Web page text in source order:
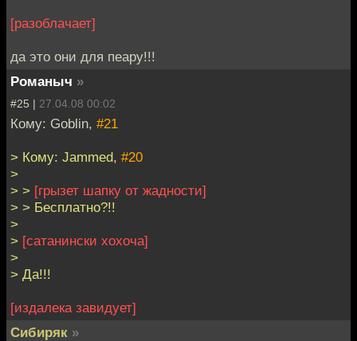
[разоблачает]
да это они для пеару!!!
Романыч »
#25 | 27.04.08 00:02
Кому: Goblin, #21
> Кому: Jammed, #20
>
> > [грызет шапку от жадности]
> > Бесплатно?!!
>
> [сатанински хохоча]
>
> Да!!!
[издалека завидует]
Сибиряк »